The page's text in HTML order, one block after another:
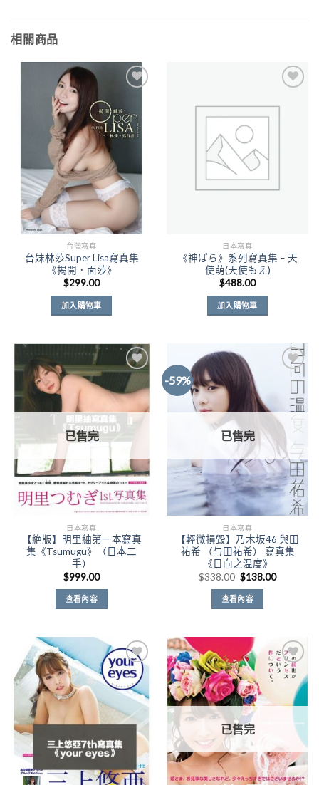
相關商品
Add to
Wishlist
台灣寫真
台妹林莎Super Lisa寫真集
《揭開．面莎》
$299.00
加入購物車
日本寫真
《神ぱら》系列寫真集 – 天
使萌(天使もえ)
$488.00
加入購物車
Add to
Wishlist
已售完
日本寫真
【絶版】明里紬第一本寫真
集《Tsumugu》（日本二
手）
$999.00
查看內容
-59%
Add to
Wishlist
已售完
日本寫真
【輕微損毀】乃木坂46 與田
祐希 （与田祐希） 寫真集
《日向之温度》
$338.00 原
始
價
格：
$338.00。
$138.00目
查看內容
Add to
Wishlist
Add to
Wishlist
已售完